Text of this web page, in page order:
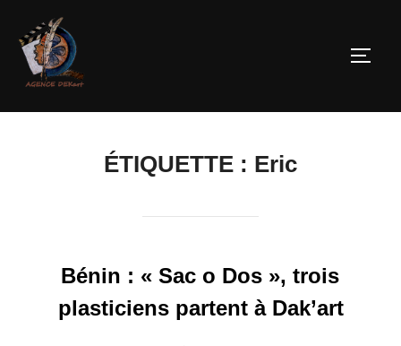
ÉTIQUETTE : Eric
Bénin : « Sac o Dos », trois
plasticiens partent à Dak’art